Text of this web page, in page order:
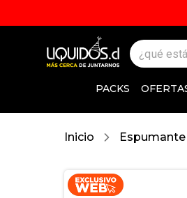
PACKS
Inicio